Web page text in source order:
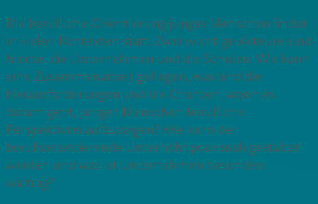
Die berufliche Orientierung junger Menschen findet
in vielen Kontexten statt. Zwei wichtige Akteure sind
hierbei die Unternehmen und die Schulen. Wie kann
eine Zusammenarbeit gelingen, was sind die
Herausforderungen und die Chancen, wenn es
darum geht, jungen Menschen berufliche
Perspektiven aufzuzeigen? Wie kann der
berufsorientierende Unterricht praxisnah gestaltet
werden und was ist Unternehmen besonders
wichtig?